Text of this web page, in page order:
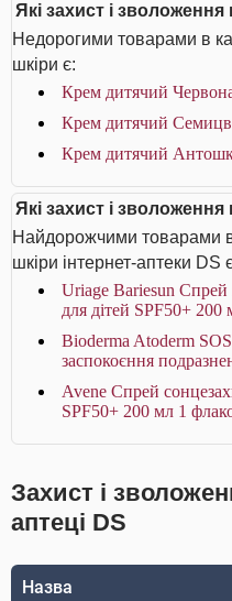
Які захист і
Недорогими товарами в
шкіри є:
Крем дитячий
Крем дитячий
Крем дитячий
Які захист і
Найдорожчими товарами в
шкіри інтернет-аптеки DS
Uriage Bariesun
для дітей SPF50+ 200
Bioderma Atoderm
заспокоєння
Avene Спрей
SPF50+ 200 мл 1
Захист і
аптеці DS
Назва